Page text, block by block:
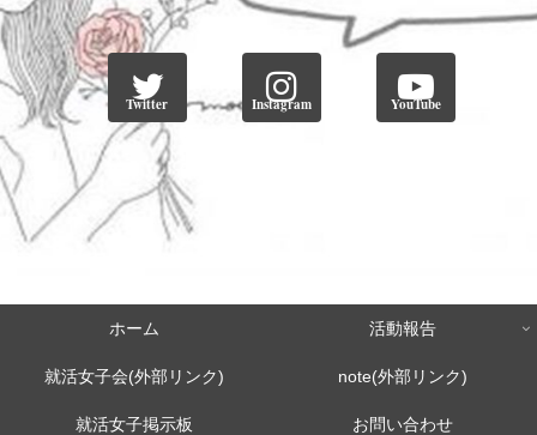
Twitter Instagram YouTube
ホーム 活動報告
就活女子会(外部リンク) note(外部リンク)
就活女子掲示板 お問い合わせ